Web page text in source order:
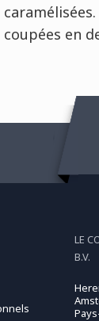
coupées en
LE
B.V.